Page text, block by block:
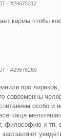
#29675312
кармы чтобы
#29676260
про лириков,
современны
особо и
все чаще
философию и тп,
заставляют